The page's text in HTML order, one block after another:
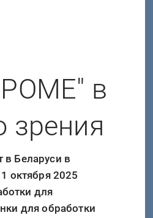
в
зрения
Беларуси в
октября 2025
для
для обработки